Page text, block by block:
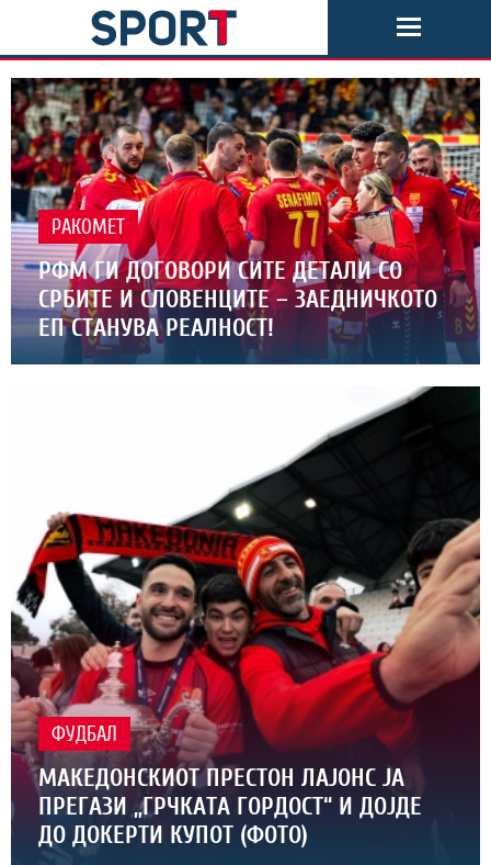
РАКОМЕТ
РФМ ГИ ДОГОВОРИ СИТЕ ДЕТАЛИ СО
СРБИТЕ И СЛОВЕНЦИТЕ – ЗАЕДНИЧКОТО
ЕП СТАНУВА РЕАЛНОСТ!
ФУДБАЛ
МАКЕДОНСКИОТ ПРЕСТОН ЛАЈОНС ЈА
ПРЕГАЗИ „ГРЧКАТА ГОРДОСТ“ И ДОЈДЕ
ДО ДОКЕРТИ КУПОТ (ФОТО)